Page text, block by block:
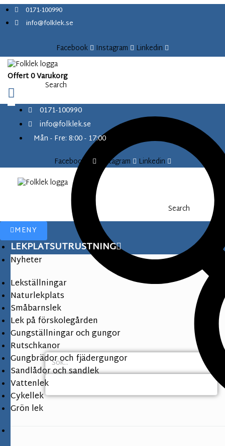
content
S
o
t
0171-100990
info@folklek.se
Facebook Instagram Linkedin
Offert0Varukorg
Search
0171-100990
info@folklek.se
Mån - Fre: 8:00 - 17:00
Facebook-f
Instagram Linkedin
Search
MENY
LEKPLATSUTRUSTNING
Nyheter
Lekställningar
Naturlekplats
Småbarnslek
Lek på förskolegården
Gungställningar och gungor
Rutschkanor
Gungbrädor och fjädergungor
Sandlådor och sandlek
Vattenlek
Cykellek
Grön lek